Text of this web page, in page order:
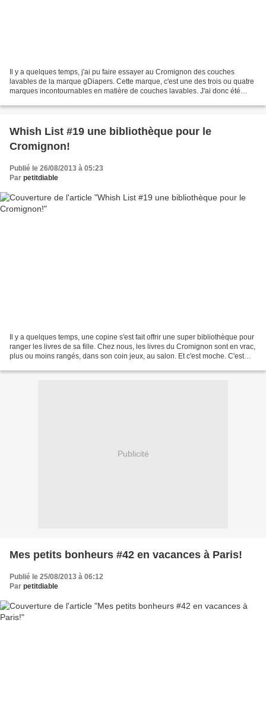
Il y a quelques temps, j'ai pu faire essayer au Cromignon des couches
lavables de la marque gDiapers. Cette marque, c'est une des trois ou quatre
marques incontournables en matière de couches lavables. J'ai donc été
Whish List #19 une bibliothèque pour le
Cromignon!
Publié le 26/08/2013 à 05:23
Par petitdiable
Il y a quelques temps, une copine s'est fait offrir une super bibliothèque pour
ranger les livres de sa fille. Chez nous, les livres du Cromignon sont en vrac,
plus ou moins rangés, dans son coin jeux, au salon. Et c'est moche. C'est
Publicité
Mes petits bonheurs #42 en vacances à Paris!
Publié le 25/08/2013 à 06:12
Par petitdiable